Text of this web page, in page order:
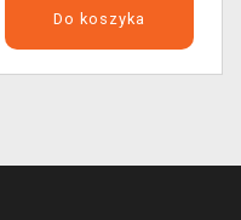
Do koszyka